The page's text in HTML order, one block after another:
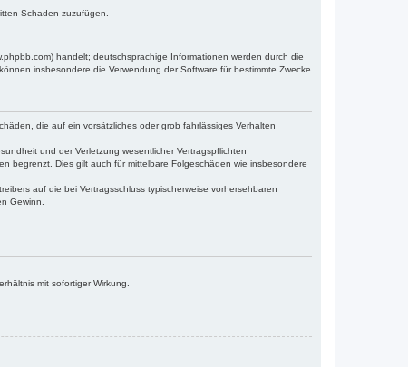
Schaden zuzufügen.
handelt; deutschsprachige Informationen werden durch die
insbesondere die Verwendung der Software für bestimmte Zwecke
die auf ein vorsätzliches oder grob fahrlässiges Verhalten
und der Verletzung wesentlicher Vertragspflichten
begrenzt. Dies gilt auch für mittelbare Folgeschäden wie insbesondere
auf die bei Vertragsschluss typischerweise vorhersehbaren
Gewinn.
mit sofortiger Wirkung.